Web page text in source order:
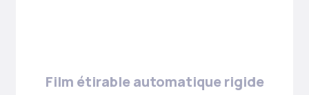
Film étirable automatique rigide